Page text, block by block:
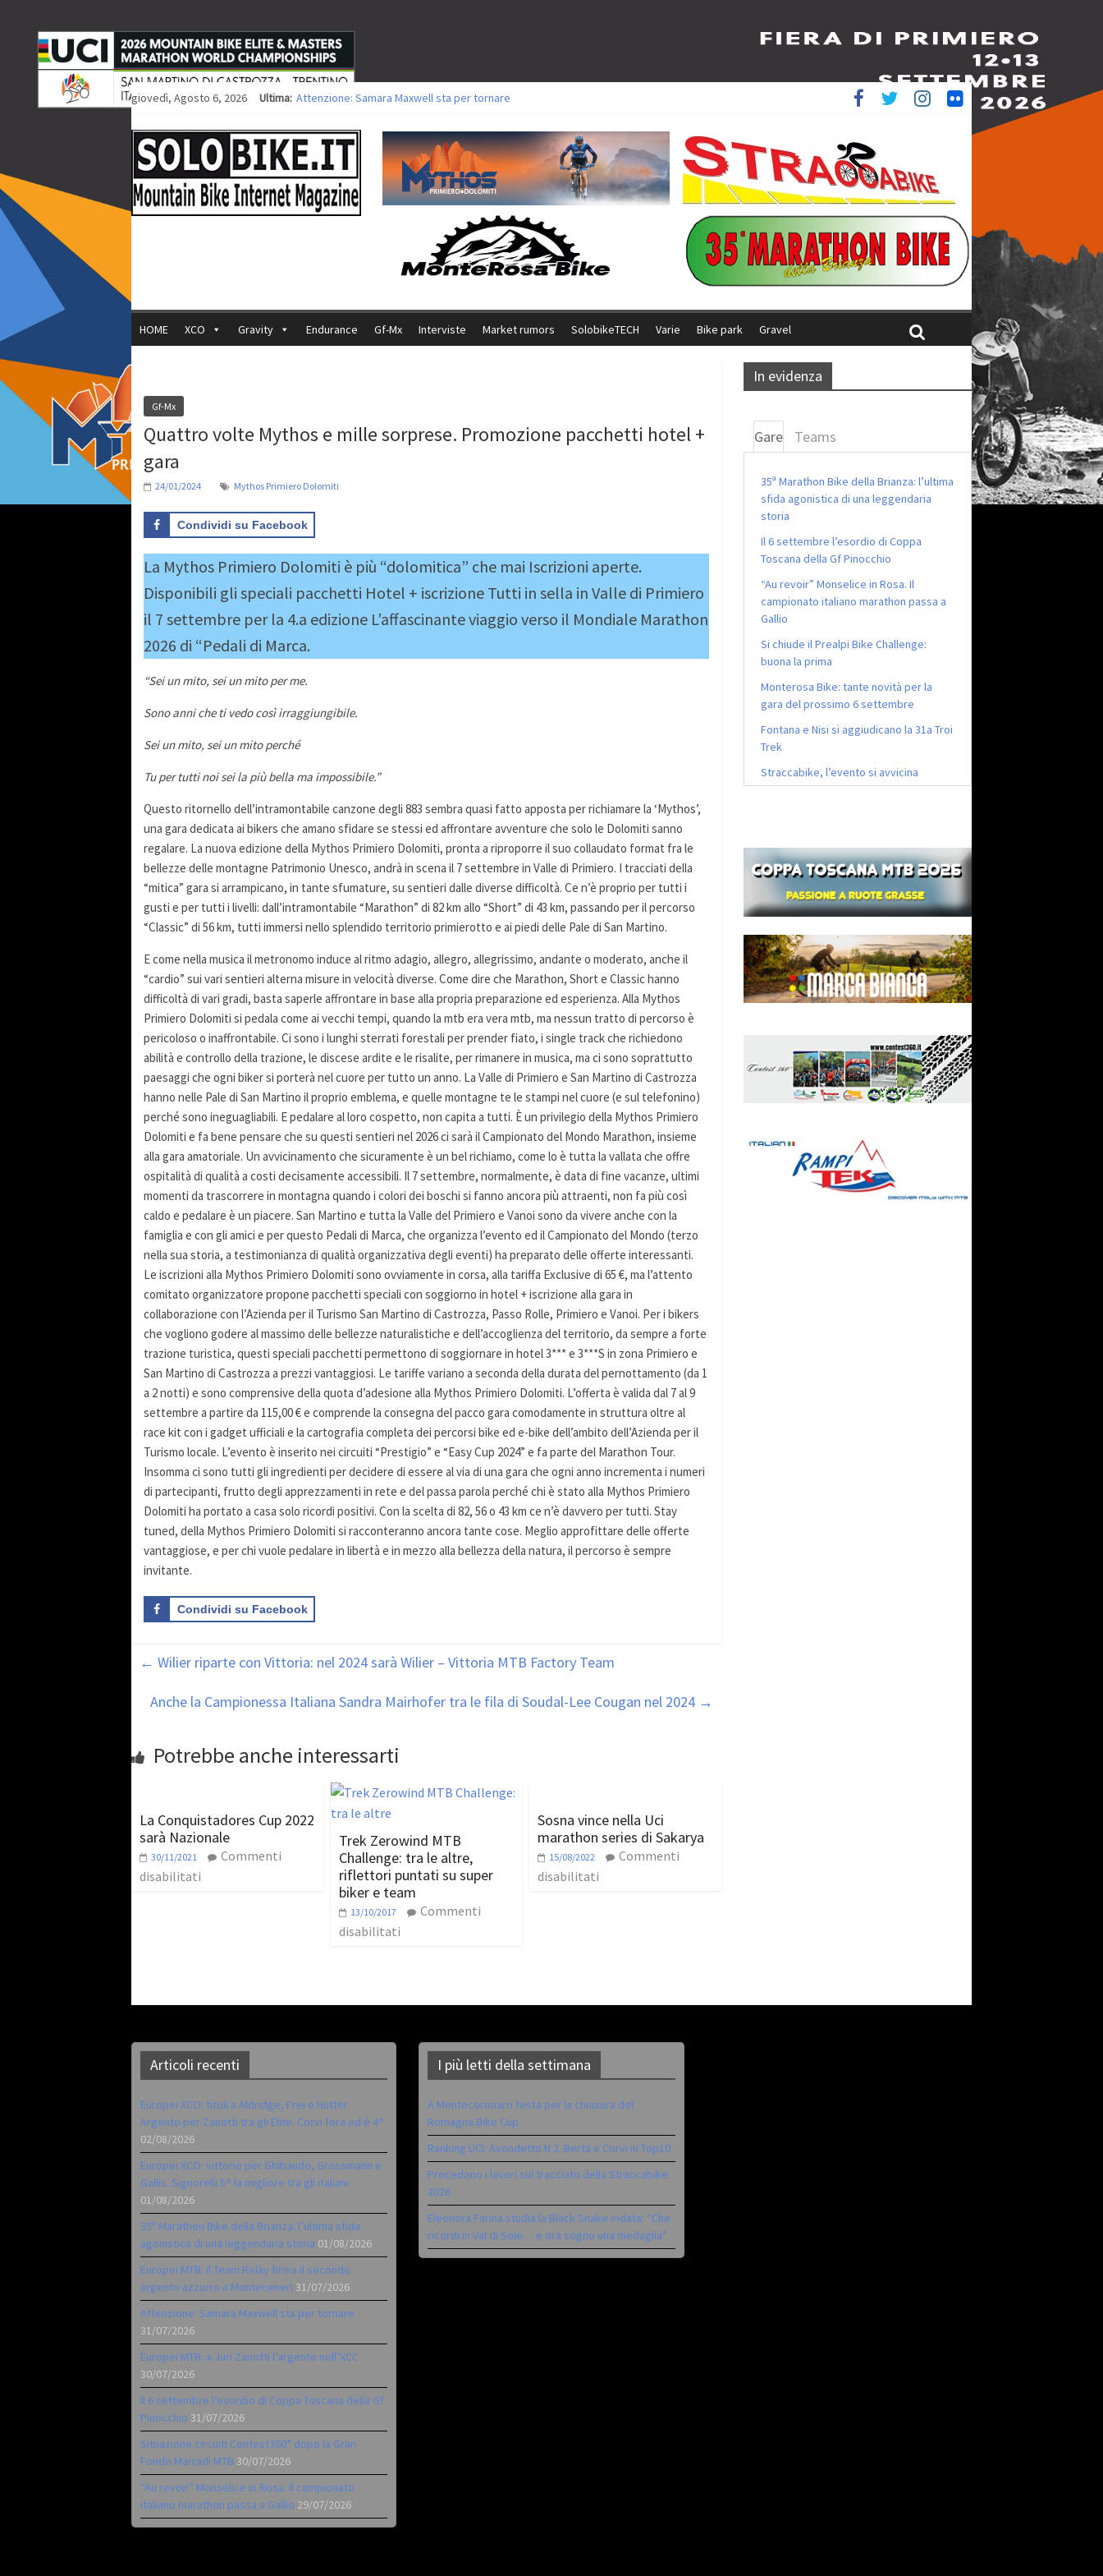
giovedì, Agosto 6, 2026 Ultima: Attenzione: Samara Maxwell sta per tornare
Europei XCO: vittorie per Ghibaudo, Grossmann e Gallis. Signorelli 5^ la migliore tra gli italiani
35ª Marathon Bike della Brianza: l’ultima sfida agonistica di una leggendaria storia
Europei MTB: il Team Relay firma il secondo argento azzurro a Monteceneri
HOME XCO Gravity Endurance Gf-Mx Interviste Market rumors SolobikeTECH Varie Bike park Gravel
Gf-Mx
Quattro volte Mythos e mille sorprese. Promozione pacchetti hotel +
gara
24/01/2024 Mythos Primiero Dolomiti
Condividi su Facebook
La Mythos Primiero Dolomiti è più “dolomitica” che mai Iscrizioni aperte.
Disponibili gli speciali pacchetti Hotel + iscrizione Tutti in sella in Valle di Primiero
il 7 settembre per la 4.a edizione L’affascinante viaggio verso il Mondiale Marathon
2026 di “Pedali di Marca.
“Sei un mito, sei un mito per me.
Sono anni che ti vedo così irraggiungibile.
Sei un mito, sei un mito perché
Tu per tutti noi sei la più bella ma impossibile.”
Questo ritornello dell’intramontabile canzone degli 883 sembra quasi fatto apposta per richiamare la ‘Mythos’,
una gara dedicata ai bikers che amano sfidare se stessi ed affrontare avventure che solo le Dolomiti sanno
regalare. La nuova edizione della Mythos Primiero Dolomiti, pronta a riproporre il suo collaudato format fra le
bellezze delle montagne Patrimonio Unesco, andrà in scena il 7 settembre in Valle di Primiero. I tracciati della
“mitica” gara si arrampicano, in tante sfumature, su sentieri dalle diverse difficoltà. Ce n’è proprio per tutti i
gusti e per tutti i livelli: dall’intramontabile “Marathon” di 82 km allo “Short” di 43 km, passando per il percorso
“Classic” di 56 km, tutti immersi nello splendido territorio primierotto e ai piedi delle Pale di San Martino.
E come nella musica il metronomo induce al ritmo adagio, allegro, allegrissimo, andante o moderato, anche il
“cardio” sui vari sentieri alterna misure in velocità diverse. Come dire che Marathon, Short e Classic hanno
difficoltà di vari gradi, basta saperle affrontare in base alla propria preparazione ed esperienza. Alla Mythos
Primiero Dolomiti si pedala come ai vecchi tempi, quando la mtb era vera mtb, ma nessun tratto di percorso è
pericoloso o inaffrontabile. Ci sono i lunghi sterrati forestali per prender fiato, i single track che richiedono
abilità e controllo della trazione, le discese ardite e le risalite, per rimanere in musica, ma ci sono soprattutto
paesaggi che ogni biker si porterà nel cuore per tutto un anno. La Valle di Primiero e San Martino di Castrozza
hanno nelle Pale di San Martino il proprio emblema, e quelle montagne te le stampi nel cuore (e sul telefonino)
perché sono ineguagliabili. E pedalare al loro cospetto, non capita a tutti. È un privilegio della Mythos Primiero
Dolomiti e fa bene pensare che su questi sentieri nel 2026 ci sarà il Campionato del Mondo Marathon, insieme
alla gara amatoriale. Un avvicinamento che sicuramente è un bel richiamo, come lo è tutta la vallata che offre
ospitalità di qualità a costi decisamente accessibili. Il 7 settembre, normalmente, è data di fine vacanze, ultimi
momenti da trascorrere in montagna quando i colori dei boschi si fanno ancora più attraenti, non fa più così
caldo e pedalare è un piacere. San Martino e tutta la Valle del Primiero e Vanoi sono da vivere anche con la
famiglia e con gli amici e per questo Pedali di Marca, che organizza l’evento ed il Campionato del Mondo (terzo
nella sua storia, a testimonianza di qualità organizzativa degli eventi) ha preparato delle offerte interessanti.
Le iscrizioni alla Mythos Primiero Dolomiti sono ovviamente in corsa, alla tariffa Exclusive di 65 €, ma l’attento
comitato organizzatore propone pacchetti speciali con soggiorno in hotel + iscrizione alla gara in
collaborazione con l’Azienda per il Turismo San Martino di Castrozza, Passo Rolle, Primiero e Vanoi. Per i bikers
che vogliono godere al massimo delle bellezze naturalistiche e dell’accoglienza del territorio, da sempre a forte
trazione turistica, questi speciali pacchetti permettono di soggiornare in hotel 3*** e 3***S in zona Primiero e
San Martino di Castrozza a prezzi vantaggiosi. Le tariffe variano a seconda della durata del pernottamento (da 1
a 2 notti) e sono comprensive della quota d’adesione alla Mythos Primiero Dolomiti. L’offerta è valida dal 7 al 9
settembre a partire da 115,00 € e comprende la consegna del pacco gara comodamente in struttura oltre al
race kit con i gadget ufficiali e la cartografia completa dei percorsi bike ed e-bike dell’ambito dell’Azienda per il
Turismo locale. L’evento è inserito nei circuiti “Prestigio” e “Easy Cup 2024” e fa parte del Marathon Tour.
Insomma ci sono tutti gli ingredienti per decidere di essere al via di una gara che ogni anno incrementa i numeri
di partecipanti, frutto degli apprezzamenti in rete e del passa parola perché chi è stato alla Mythos Primiero
Dolomiti ha portato a casa solo ricordi positivi. Con la scelta di 82, 56 o 43 km ce n’è davvero per tutti. Stay
tuned, della Mythos Primiero Dolomiti si racconteranno ancora tante cose. Meglio approfittare delle offerte
vantaggiose, e per chi vuole pedalare in libertà e in mezzo alla bellezza della natura, il percorso è sempre
invitante.
Condividi su Facebook
← Wilier riparte con Vittoria: nel 2024 sarà Wilier – Vittoria MTB Factory Team
Anche la Campionessa Italiana Sandra Mairhofer tra le fila di Soudal-Lee Cougan nel 2024 →
Potrebbe anche interessarti
La Conquistadores Cup 2022
sarà Nazionale
30/11/2021
Commenti
disabilitati
Trek Zerowind MTB
Challenge: tra le altre,
riflettori puntati su super
biker e team
13/10/2017
Commenti
disabilitati
Sosna vince nella Uci
marathon series di Sakarya
15/08/2022
Commenti
disabilitati
In evidenza
Gare Teams
35ª Marathon Bike della Brianza: l’ultima
sfida agonistica di una leggendaria
storia
Il 6 settembre l’esordio di Coppa
Toscana della Gf Pinocchio
“Au revoir” Monselice in Rosa. Il
campionato italiano marathon passa a
Gallio
Si chiude il Prealpi Bike Challenge:
buona la prima
Monterosa Bike: tante novità per la
gara del prossimo 6 settembre
Fontana e Nisi si aggiudicano la 31a Troi
Trek
Straccabike, l’evento si avvicina
Articoli recenti
Europei XCO: titoli a Aldridge, Frei e Hutter.
Argento per Zanotti tra gli Elite. Corvi fora ed è 4^
02/08/2026
Europei XCO: vittorie per Ghibaudo, Grossmann e
Gallis. Signorelli 5^ la migliore tra gli italiani
01/08/2026
35ª Marathon Bike della Brianza: l’ultima sfida
agonistica di una leggendaria storia 01/08/2026
Europei MTB: il Team Relay firma il secondo
argento azzurro a Monteceneri 31/07/2026
Attenzione: Samara Maxwell sta per tornare
31/07/2026
Europei MTB: a Juri Zanotti l’argento nell’XCC
30/07/2026
Il 6 settembre l’esordio di Coppa Toscana della Gf
Pinocchio 31/07/2026
Situazione circuiti Contest360° dopo la Gran
Fondo Marradi MTB 30/07/2026
“Au revoir” Monselice in Rosa. Il campionato
italiano marathon passa a Gallio 29/07/2026
I più letti della settimana
A Montecoronaro festa per la chiusura del
Romagna Bike Cup
Ranking UCI: Avondetto N.2. Berta e Corvi in Top10
Procedono i lavori sul tracciato della Straccabike
2026
Eleonora Farina studia la Black Snake iridata: “Che
ricordi in Val di Sole… e ora sogno una medaglia”